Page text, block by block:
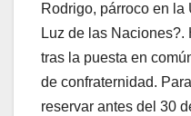
Rodrigo, párroco en
Luz de las Naciones?.
tras la puesta en
de confraternidad.
reservar antes del 30